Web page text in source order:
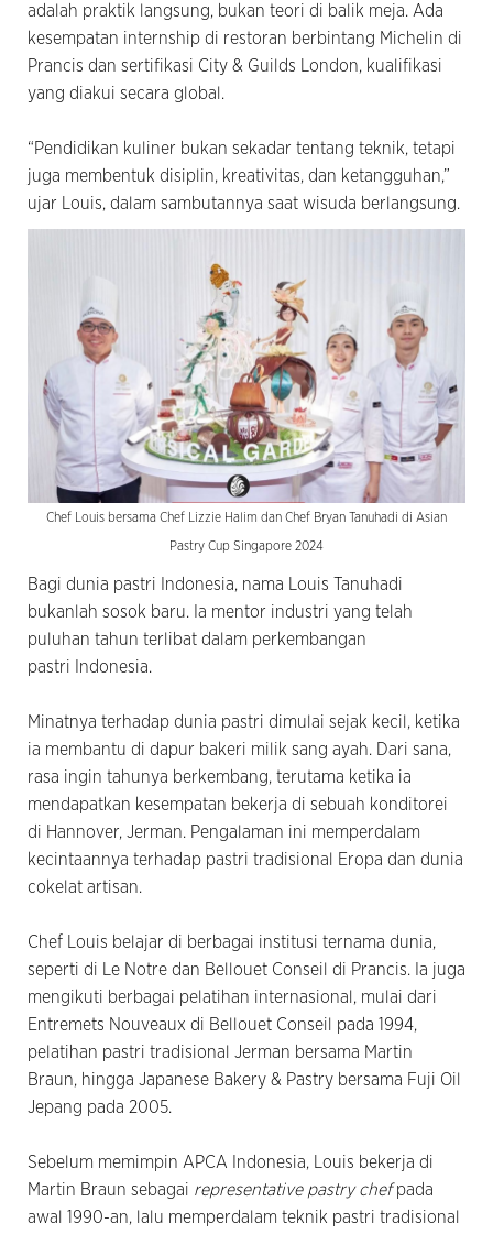
adalah praktik langsung, bukan teori di balik meja. Ada
kesempatan internship di restoran berbintang Michelin di
Prancis dan sertifikasi City & Guilds London, kualifikasi
yang diakui secara global.
“Pendidikan kuliner bukan sekadar tentang teknik, tetapi
juga membentuk disiplin, kreativitas, dan ketangguhan,”
ujar Louis, dalam sambutannya saat wisuda berlangsung.
Chef Louis bersama Chef Lizzie Halim dan Chef Bryan Tanuhadi di Asian
Pastry Cup Singapore 2024
Bagi dunia pastri Indonesia, nama Louis Tanuhadi
bukanlah sosok baru. Ia mentor industri yang telah
puluhan tahun terlibat dalam perkembangan
pastri Indonesia.
Minatnya terhadap dunia pastri dimulai sejak kecil, ketika
ia membantu di dapur bakeri milik sang ayah. Dari sana,
rasa ingin tahunya berkembang, terutama ketika ia
mendapatkan kesempatan bekerja di sebuah konditorei
di Hannover, Jerman. Pengalaman ini memperdalam
kecintaannya terhadap pastri tradisional Eropa dan dunia
cokelat artisan.
Chef Louis belajar di berbagai institusi ternama dunia,
seperti di Le Notre dan Bellouet Conseil di Prancis. Ia juga
mengikuti berbagai pelatihan internasional, mulai dari
Entremets Nouveaux di Bellouet Conseil pada 1994,
pelatihan pastri tradisional Jerman bersama Martin
Braun, hingga Japanese Bakery & Pastry bersama Fuji Oil
Jepang pada 2005.
Sebelum memimpin APCA Indonesia, Louis bekerja di
Martin Braun sebagai representative pastry chefpada
awal 1990-an, lalu memperdalam teknik pastri tradisional